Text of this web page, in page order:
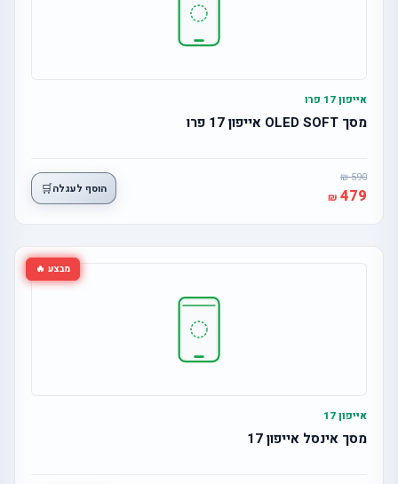
אייפון 17 פרו
מסך OLED SOFT אייפון 17 פרו
590
479 הוסף לעגלה🛒
מבצע 🔥
אייפון 17
מסך אינסל אייפון 17